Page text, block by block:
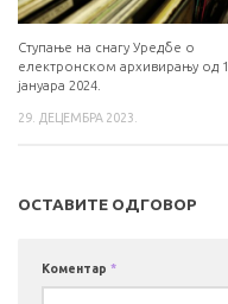
Ступање на снагу Уредбе о
електронском архивирању од 1.
јануара 2024.
29. ДЕЦЕМБРА 2023.
ОСТАВИТЕ ОДГОВОР
Коментар *